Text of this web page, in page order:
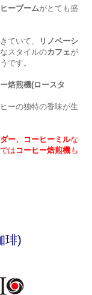
ーブームがとても盛
ていて、
リノベーシ
スタイルのカフェが
です。
焙煎機(ロースタ
ーの独特の香味が生
ー、コーヒーミルな
は コーヒー焙煎機も
琲)